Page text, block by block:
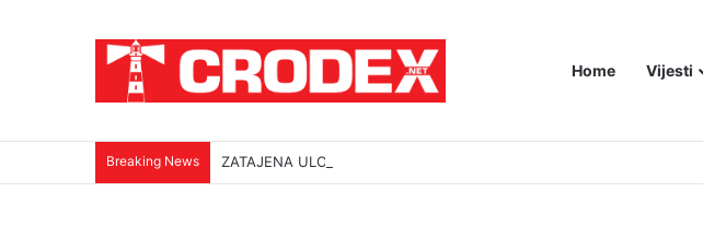
Home Vijesti
Breaking News ZATAJENA ULOGA HVO-a U “OLUJI”